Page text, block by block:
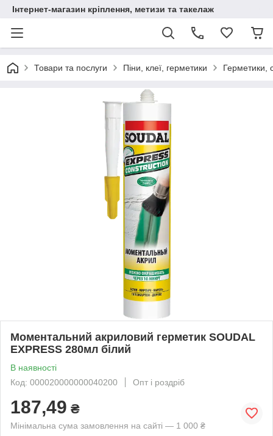
Інтернет-магазин кріплення, метизи та такелаж
Товари та послуги Піни, клеї, герметики Герметики,
Моментальний акриловий герметик SOUDAL
EXPRESS 280мл білий
В наявності
Код: 000020000000040200
Опт і роздріб
187,49 ₴
Мінімальна сума замовлення на сайті — 1 000 ₴